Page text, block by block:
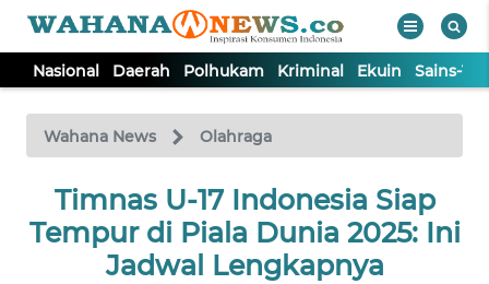
Nasional Daerah Polhukam Kriminal Ekuin Sains-
Wahana News Olahraga
Timnas U-17 Indonesia Siap
Tempur di Piala Dunia 2025: Ini
Jadwal Lengkapnya
TV
Tutup
NASIONAL